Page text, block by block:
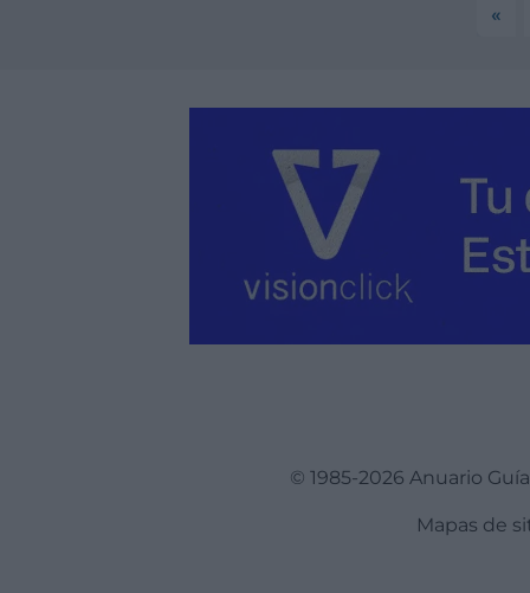
«
© 1985-2026 Anuario Guía
Mapas de